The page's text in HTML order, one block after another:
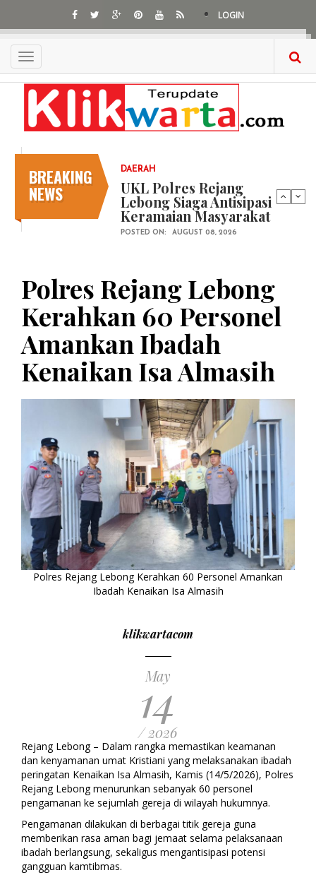
main
content
LOGIN
Toggle
navigation
BREAKING
NEWS
DAERAH
UKL Polres Rejang
Lebong Siaga Antisipasi
Keramaian Masyarakat
POSTED ON: AUGUST 08, 2026
Polres Rejang Lebong
Kerahkan 60 Personel
Amankan Ibadah
Kenaikan Isa Almasih
Polres Rejang Lebong Kerahkan 60 Personel Amankan
Ibadah Kenaikan Isa Almasih
klikwartacom
May
14
/ 2026
Rejang Lebong – Dalam rangka memastikan keamanan
dan kenyamanan umat Kristiani yang melaksanakan ibadah
peringatan Kenaikan Isa Almasih, Kamis (14/5/2026), Polres
Rejang Lebong menurunkan sebanyak 60 personel
pengamanan ke sejumlah gereja di wilayah hukumnya.
Pengamanan dilakukan di berbagai titik gereja guna
memberikan rasa aman bagi jemaat selama pelaksanaan
ibadah berlangsung, sekaligus mengantisipasi potensi
gangguan kamtibmas.